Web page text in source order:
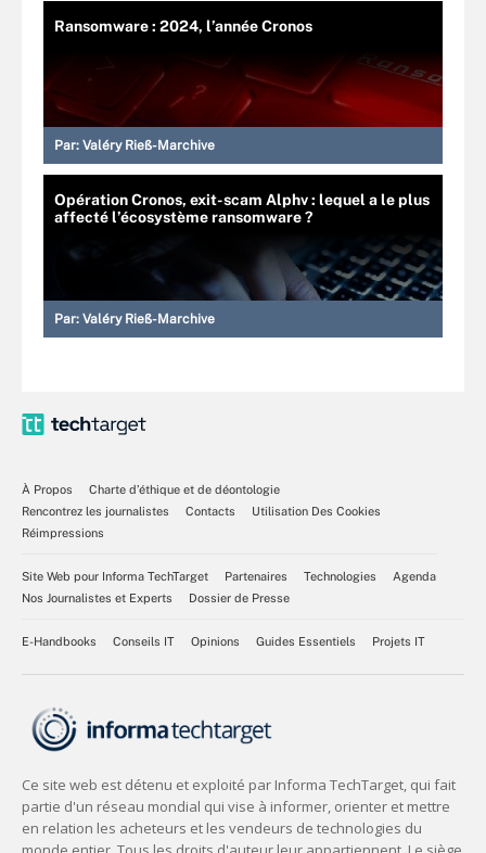
Ransomware : 2024, l’année Cronos
Par: Valéry Rieß-Marchive
Opération Cronos, exit-scam Alphv : lequel a le plus
affecté l’écosystème ransomware ?
Par: Valéry Rieß-Marchive
À Propos
Charte d’éthique et de déontologie
Rencontrez les journalistes
Contacts
Utilisation Des Cookies
Réimpressions
Site Web pour Informa TechTarget Partenaires Technologies
Agenda
Nos Journalistes et Experts
Dossier de Presse
E-Handbooks Conseils IT Opinions Guides Essentiels Projets IT